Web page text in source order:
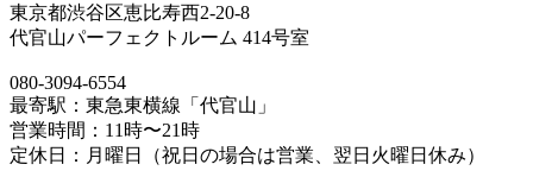
東京都渋谷区恵比寿西2-20-8
代官山パーフェクトルーム 414号室
080-3094-6554
最寄駅：東急東横線「代官山」
営業時間：11時〜21時
定休日：月曜日（祝日の場合は営業、翌日火曜日休み）